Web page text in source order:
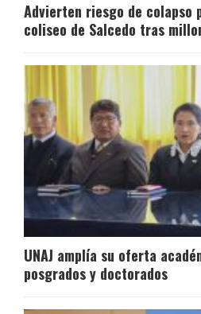
Advierten riesgo de colapso
coliseo de Salcedo tras
UNAJ amplía su oferta
posgrados y doctorados